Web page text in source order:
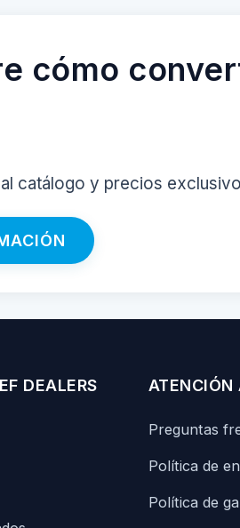
cómo
catálogo y precios
DEALERS
ATENCIÓN
Preguntas
Política de
Política de